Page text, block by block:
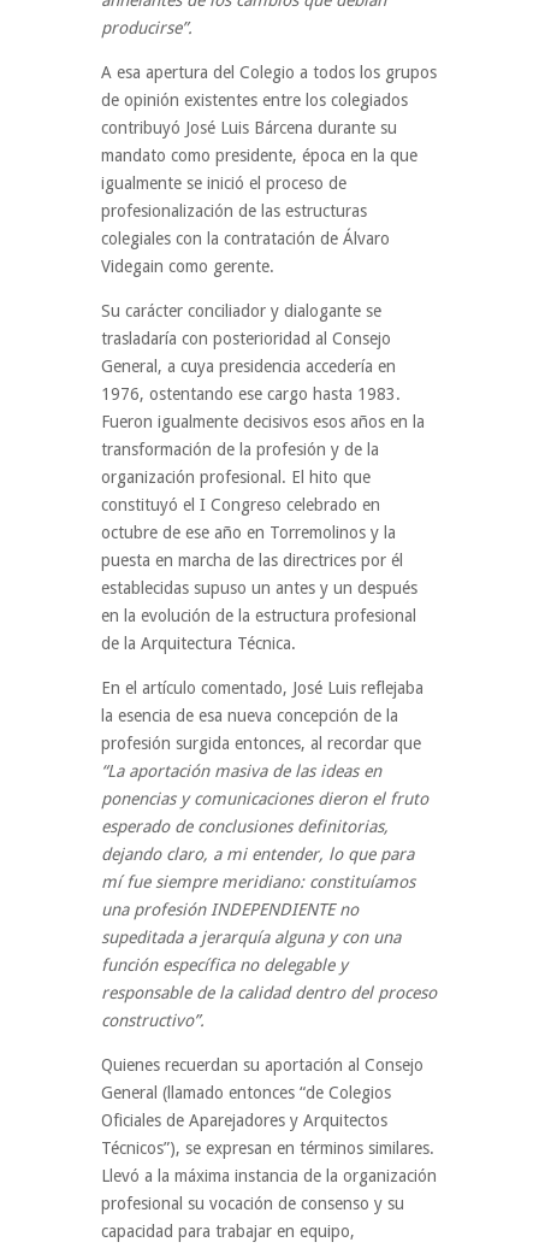
producirse”.
A esa apertura del Colegio a todos los grupos
de opinión existentes entre los colegiados
contribuyó José Luis Bárcena durante su
mandato como presidente, época en la que
igualmente se inició el proceso de
profesionalización de las estructuras
colegiales con la contratación de Álvaro
Videgain como gerente.
Su carácter conciliador y dialogante se
trasladaría con posterioridad al Consejo
General, a cuya presidencia accedería en
1976, ostentando ese cargo hasta 1983.
Fueron igualmente decisivos esos años en la
transformación de la profesión y de la
organización profesional. El hito que
constituyó el I Congreso celebrado en
octubre de ese año en Torremolinos y la
puesta en marcha de las directrices por él
establecidas supuso un antes y un después
en la evolución de la estructura profesional
de la Arquitectura Técnica.
En el artículo comentado, José Luis reflejaba
la esencia de esa nueva concepción de la
profesión surgida entonces, al recordar que
“La aportación masiva de las ideas en
ponencias y comunicaciones dieron el fruto
esperado de conclusiones definitorias,
dejando claro, a mi entender, lo que para
mí fue siempre meridiano: constituíamos
una profesión INDEPENDIENTE no
supeditada a jerarquía alguna y con una
función específica no delegable y
responsable de la calidad dentro del proceso
constructivo”.
Quienes recuerdan su aportación al Consejo
General (llamado entonces “de Colegios
Oficiales de Aparejadores y Arquitectos
Técnicos”), se expresan en términos similares.
Llevó a la máxima instancia de la organización
profesional su vocación de consenso y su
capacidad para trabajar en equipo,